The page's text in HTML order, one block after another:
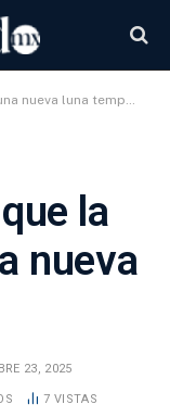
nueva luna temporal
la
nueva
23, 2025
7 VISTAS